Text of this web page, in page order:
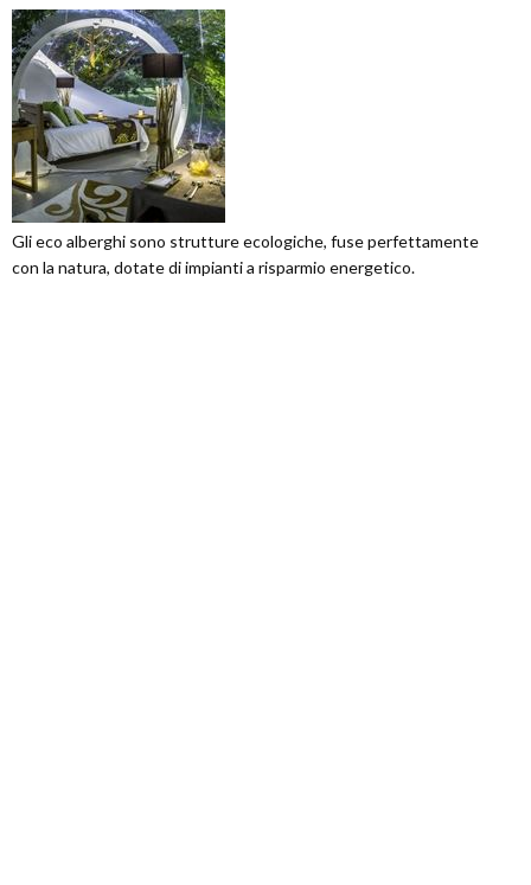
Gli eco alberghi sono strutture ecologiche, fuse perfettamente
con la natura, dotate di impianti a risparmio energetico.